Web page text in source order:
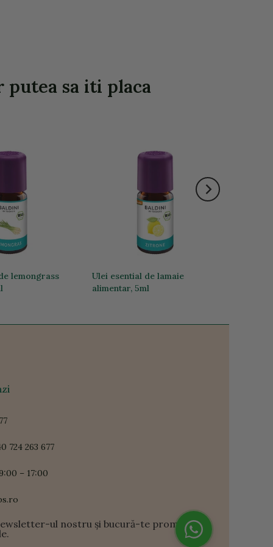
sa iti placa
lemongrass
Ulei esential de lamaie
alimentar, 5ml
724 263 677
– 17:00
ul nostru și bucură-te promoții și